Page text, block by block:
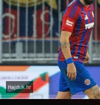
Hajduk.hr